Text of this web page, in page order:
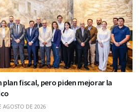
plan fiscal, pero piden mejorar la
AGOSTO DE 2026